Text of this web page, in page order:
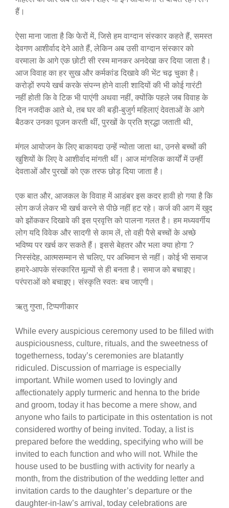
हैं।
ऐसा माना जाता है कि फेरों में, जिसे हम वाग्दान संस्कार कहते हैं, समस्त
देवगण आशीर्वाद देने आते हैं, लेकिन अब उसी वाग्दान संस्कार को
वरमाला के आगे एक छोटी सी रस्म मानकर अनदेखा कर दिया जाता है।
आज विवाह का हर सुख और कर्मकांड दिखावे की भेंट चढ़ चुका है।
करोड़ों रुपये खर्च करके संपन्न होने वाली शादियों की भी कोई गारंटी
नहीं होती कि वे टिक भी पाएंगी अथवा नहीं, क्योंकि पहले जब विवाह के
दिन नजदीक आते थे, तब घर की बड़ी-बुजुर्ग महिलाएं देवताओं के आगे
बैठकर उनका पूजन करती थीं, पुरखों के प्रति श्रद्धा जताती थी,
मंगल आयोजन के लिए बाकायदा उन्हें न्योता जाता था, उनसे बच्चों की
खुशियों के लिए वे आशीर्वाद मांगती थीं। आज मांगलिक कार्यों में उन्हीं
देवताओं और पुरखों को एक तरफ छोड़ दिया जाता है।
एक बात और, आजकल के विवाह में आडंबर इस कदर हावी हो गया है कि
लोग कर्ज लेकर भी खर्च करने से पीछे नहीं हट रहे। कर्ज की आग में खुद
को झोंककर दिखावे की इस प्रवृत्ति को पालना गलत है। हम मध्यवर्गीय
लोग यदि विवेक और सादगी से काम लें, तो वही पैसे बच्चों के अच्छे
भविष्य पर खर्च कर सकते हैं। इससे बेहतर और भला क्या होगा ?
निस्संदेह, आत्मसम्मान से चलिए, पर अभिमान से नहीं। कोई भी समाज
हमारे-आपके संस्कारित मूल्यों से ही बनता है। समाज को बचाइए।
परंपराओं को बचाइए। संस्कृति स्वतः बच जाएगी।
ऋतु गुप्ता, टिप्पणीकार
While every auspicious ceremony used to be filled with
auspiciousness, culture, rituals, and the sweetness of
togetherness, today’s ceremonies are blatantly
ridiculed. Discussion of marriage is especially
important. While women used to lovingly and
affectionately apply turmeric and henna to the bride
and groom, today it has become a mere show, and
anyone who fails to participate in this ostentation is not
considered worthy of being invited. Today, a list is
prepared before the wedding, specifying who will be
invited to each function and who will not. While the
house used to be bustling with activity for nearly a
month, from the distribution of the wedding letter and
invitation cards to the daughter’s departure or the
daughter-in-law’s arrival, today celebrations are